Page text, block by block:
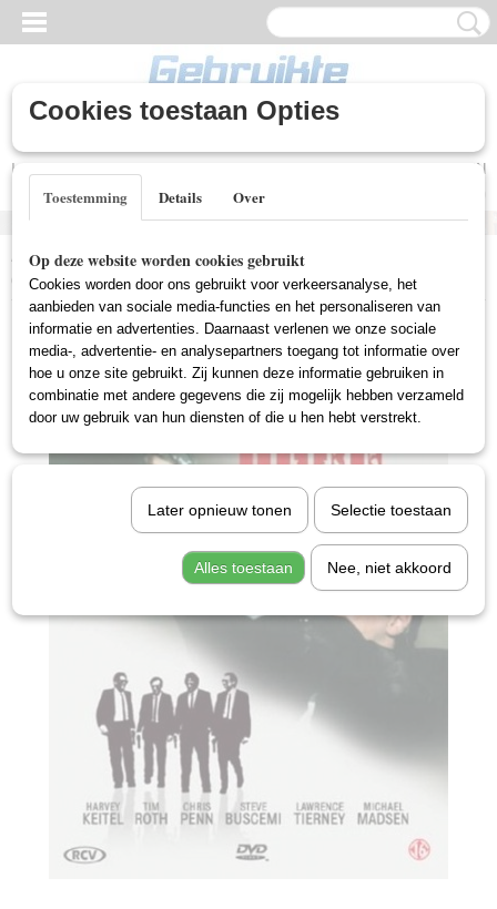
Inloggen
UW WINKELWAGEN
Home >Gebruikte DVD's>Drama DVD Gebruikt
(Gebruikt)
Cookies toestaan Opties
Toestemming Details Over
Op deze website worden cookies gebruikt
Cookies worden door ons gebruikt voor verkeersanalyse, het
aanbieden van sociale media-functies en het personaliseren van
informatie en advertenties. Daarnaast verlenen we onze sociale
media-, advertentie- en analysepartners toegang tot informatie over
hoe u onze site gebruikt. Zij kunnen deze informatie gebruiken in
combinatie met andere gegevens die zij mogelijk hebben verzameld
door uw gebruik van hun diensten of die u hen hebt verstrekt.
Later opnieuw tonen Selectie toestaan
Alles toestaan Nee, niet akkoord